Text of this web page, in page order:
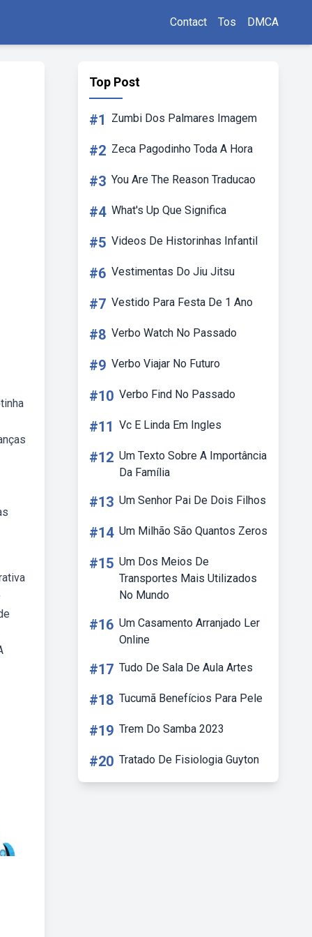
Contact Tos DMCA
Top Post
#1 Zumbi Dos Palmares Imagem
#2 Zeca Pagodinho Toda A Hora
#3 You Are The Reason Traducao
#4 What's Up Que Significa
#5 Videos De Historinhas Infantil
#6 Vestimentas Do Jiu Jitsu
#7 Vestido Para Festa De 1 Ano
#8 Verbo Watch No Passado
#9 Verbo Viajar No Futuro
#10 Verbo Find No Passado
#11 Vc E Linda Em Ingles
#12 Um Texto Sobre A Importância
Da Família
#13 Um Senhor Pai De Dois Filhos
#14 Um Milhão São Quantos Zeros
#15 Um Dos Meios De
Transportes Mais Utilizados
No Mundo
#16 Um Casamento Arranjado Ler
Online
#17 Tudo De Sala De Aula Artes
#18 Tucumã Benefícios Para Pele
#19 Trem Do Samba 2023
#20 Tratado De Fisiologia Guyton